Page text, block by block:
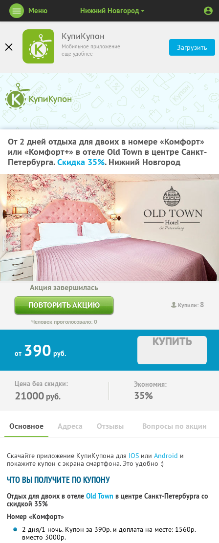
КупиКупон
Мобильное приложение
ещё удобнее
Загрузить
Меню Нижний Новгород
От 2 дней отдыха для двоих в номере «Комфорт»
или «Комфорт+» в отеле Old Town в центре Санкт-
Петербурга.Скидка 35%. Нижний Новгород
Купили: 8
Акция завершилась
ПОВТОРИТЬ АКЦИЮ
Человек проголосовало: 0
от 390 руб.
КУПИТЬ
Цена без скидки:
21000 руб.
Экономия:
35%
Основное Отзывы Вопросы по акции
Адреса
Скачайте приложение КупиКупона для IOS или Android и
покажите купон с экрана смартфона. Это удобно :)
ЧТО ВЫ ПОЛУЧИТЕ ПО КУПОНУ
Отдых для двоих в отеле Old Town в центре Санкт-Петербурга со
скидкой 35%
Номер «Комфорт»
2 дня/1 ночь. Купон за 390р. и доплата на месте: 1560р.
вместо 3000р.